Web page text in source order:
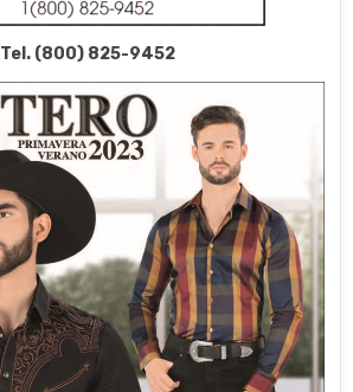
Tel. (800) 825-9452